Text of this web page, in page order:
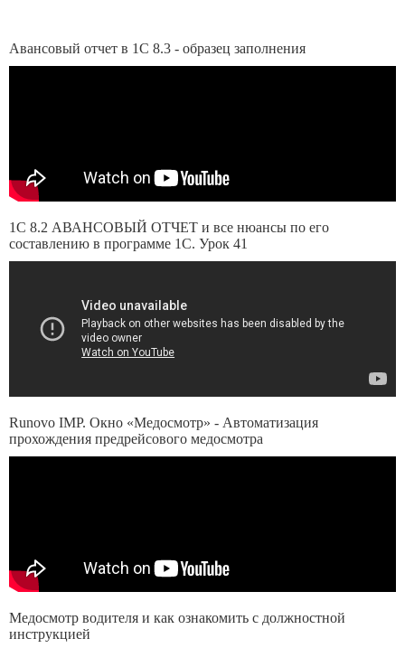
Авансовый отчет в 1С 8.3 - образец заполнения
1С 8.2 АВАНСОВЫЙ ОТЧЕТ и все нюансы по его
составлению в программе 1С. Урок 41
Runovo IMP. Окно «Медосмотр» - Автоматизация
прохождения предрейсового медосмотра
Медосмотр водителя и как ознакомить с должностной
инструкцией